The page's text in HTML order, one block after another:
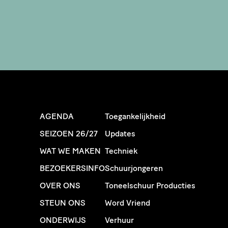
AGENDA
SEIZOEN 26/27
WAT WE MAKEN
BEZOEKERSINFO
OVER ONS
STEUN ONS
ONDERWIJS
Toegankelijkheid
Updates
Techniek
Schuurjongeren
Toneelschuur Producties
Word Vriend
Verhuur